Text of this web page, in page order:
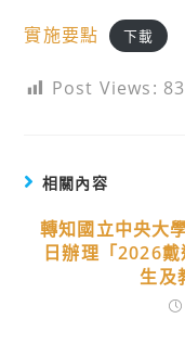
實施要點 下載
Post Views:
相關內容
轉知國立中央大
日辦理「2026
生及